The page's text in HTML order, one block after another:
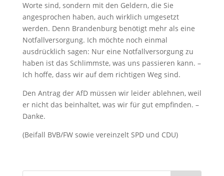
Worte sind, sondern mit den Geldern, die Sie
angesprochen haben, auch wirklich umgesetzt
werden. Denn Brandenburg benötigt mehr als eine
Notfallversorgung. Ich möchte noch einmal
ausdrücklich sagen: Nur eine Notfallversorgung zu
haben ist das Schlimmste, was uns passieren kann. –
Ich hoffe, dass wir auf dem richtigen Weg sind.
Den Antrag der AfD müssen wir leider ablehnen, weil
er nicht das beinhaltet, was wir für gut empfinden. –
Danke.
(Beifall BVB/FW sowie vereinzelt SPD und CDU)